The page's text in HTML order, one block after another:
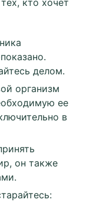
делом.
организм
ее
в
он также